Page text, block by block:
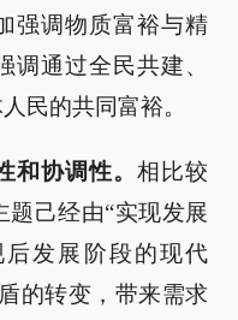
强调物质富裕与精
调通过全民共建、
民的共同富裕。
和协调性。相比较
己经由“实现发展
发展阶段的现代
的转变，带来需求